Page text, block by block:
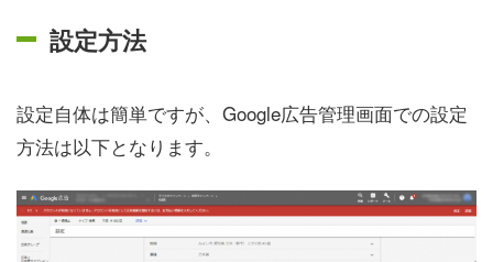
設定方法
設定自体は簡単ですが、Google広告管理画面での設定
方法は以下となります。